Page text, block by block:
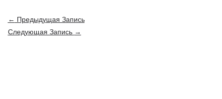
Навигация
по
← Предыдущая Запись
Следующая Запись →